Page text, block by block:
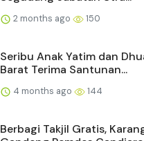
2 months ago 150
Seribu Anak Yatim dan
Barat Terima Santunan...
4 months ago 144
Berbagi Takjil Gratis,